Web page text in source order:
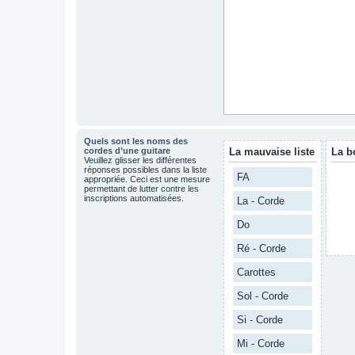
Quels sont les noms des
cordes d’une guitare
Veuillez glisser les différentes
réponses possibles dans la liste
appropriée. Ceci est une mesure
permettant de lutter contre les
inscriptions automatisées.
La mauvaise liste
FA
La - Corde
Do
Ré - Corde
Carottes
Sol - Corde
Si - Corde
Mi - Corde
La